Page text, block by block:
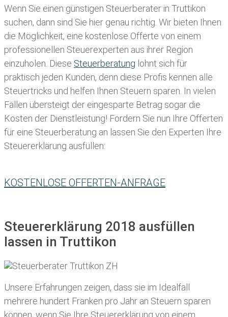
Wenn Sie einen günstigen Steuerberater in Truttikon
suchen, dann sind Sie hier genau richtig. Wir bieten Ihnen
die Möglichkeit, eine kostenlose Offerte von einem
professionellen Steuerexperten aus ihrer Region
einzuholen. Diese Steuerberatung lohnt sich für
praktisch jeden Kunden, denn diese Profis kennen alle
Steuertricks und helfen Ihnen Steuern sparen. In vielen
Fällen übersteigt der eingesparte Betrag sogar die
Kosten der Dienstleistung! Fordern Sie nun Ihre Offerten
für eine Steuerberatung an lassen Sie den Experten Ihre
Steuererklärung ausfüllen:
KOSTENLOSE OFFERTEN-ANFRAGE
Steuererklärung 2018 ausfüllen
lassen in Truttikon
Unsere Erfahrungen zeigen, dass sie im Idealfall
mehrere hundert Franken pro Jahr an Steuern sparen
können, wenn Sie Ihre Steuererklärung von einem